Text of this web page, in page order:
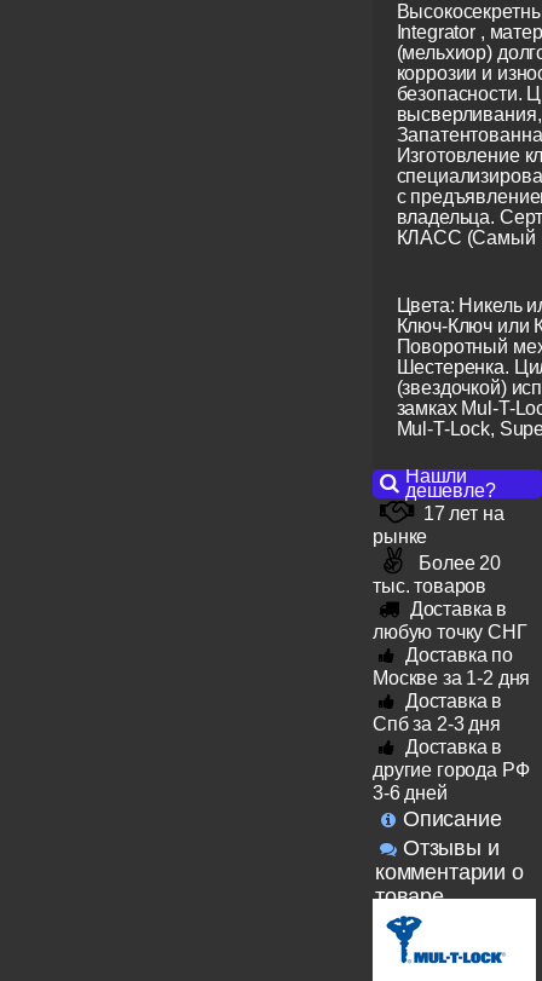
Integrator ,
(мельхиор)
коррозии и
безопасности.
Изготовление
с
владельца.
КЛАСС (Самый
Цвета: Никель
Ключ-Ключ или
Поворотный
Шестеренка.
(звездочкой)
замках Mul-T-
Mul-T-Lock,
Нашли
дешевле?
17 лет на
рынке
Более 20
тыс. товаров
Доставка в
любую точку СНГ
Доставка по
Москве за 1-2 дня
Доставка в
Спб за 2-3 дня
Доставка в
другие города РФ
3-6 дней
Описание
Отзывы и
комментарии о
товаре